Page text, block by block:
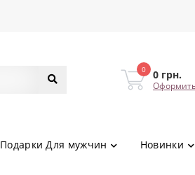
0 0 грн.
Подарки Для мужчин Новинки